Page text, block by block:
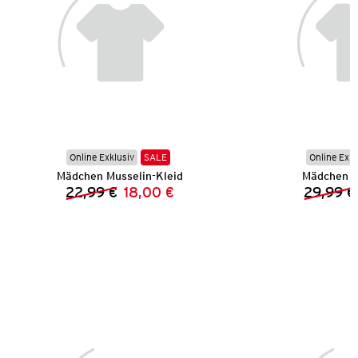
Online Exklusiv SALE
Mädchen Musselin-Kleid
Vorheriger Preis:
22,99 € Neuer Preis:
18,00 €
Online
Mädchen
29,99 €